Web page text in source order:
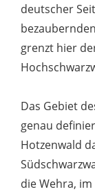
deutscher
grenzt hier
Das Gebiet
genau
Hotzenwald
die Wehra,